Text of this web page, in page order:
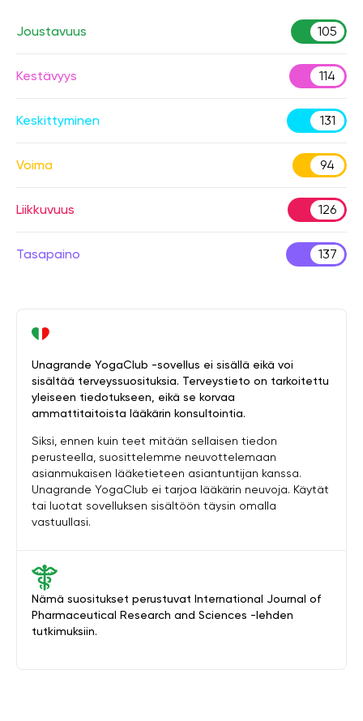
Joustavuus 105
Kestävyys 114
Keskittyminen 131
Voima 94
Liikkuvuus 126
Tasapaino 137
Nämä suositukset perustuvat International Journal of
Pharmaceutical Research and Sciences -lehden
tutkimuksiin.
Unagrande YogaClub -sovellus ei sisällä eikä voi
sisältää terveyssuosituksia. Terveystieto on tarkoitettu
yleiseen tiedotukseen, eikä se korvaa
ammattitaitoista lääkärin konsultointia.
Siksi, ennen kuin teet mitään sellaisen tiedon
perusteella, suosittelemme neuvottelemaan
asianmukaisen lääketieteen asiantuntijan kanssa.
Unagrande YogaClub ei tarjoa lääkärin neuvoja. Käytät
tai luotat sovelluksen sisältöön täysin omalla
vastuullasi.